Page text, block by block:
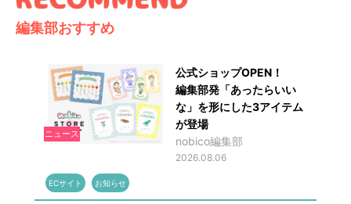
編集部おすすめ
ニュース
公式ショップOPEN！
編集部発「あったらいい
な」を形にした3アイテム
が登場
nobico編集部
2026.08.06
ECサイト お知らせ